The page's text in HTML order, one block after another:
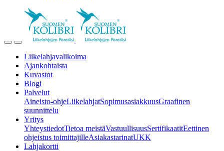
Liikelahjavalikoima
Ajankohtaista
Kuvastot
Blogi
Palvelut
Aineisto-ohjeLiikelahjatSopimusasiakkuusGraafinen
suunnittelu
Yritys
YhteystiedotTietoa meistäVastuullisuusSertifikaatitEettinen
ohjeistus toimittajilleAsiakastarinatUKK
Lahjakortti